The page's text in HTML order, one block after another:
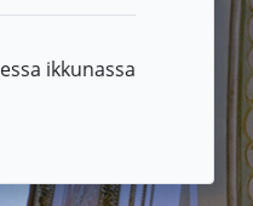
ikkunassa